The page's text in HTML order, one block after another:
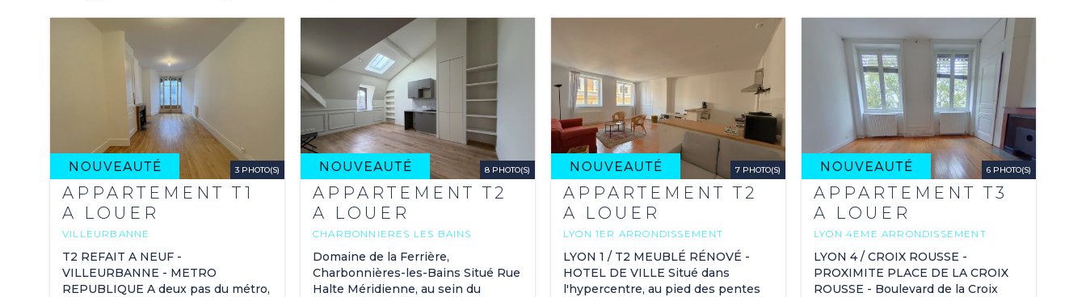
3 PHOTO(S)
APPARTEMENT T1
A LOUER
VILLEURBANNE
45.67 M2
T2 REFAIT A NEUF -
VILLEURBANNE - METRO
REPUBLIQUE A deux pas du métro,
8 PHOTO(S)
APPARTEMENT T2
A LOUER
CHARBONNIERES LES BAINS
39.57 M 2
Domaine de la Ferrière,
Charbonnières-les-Bains Situé Rue
Halte Méridienne, au sein du
7 PHOTO(S)
APPARTEMENT T2
A LOUER
LYON 1ER ARRONDISSEMENT
61.81 M2
LYON 1 / T2 MEUBLÉ RÉNOVÉ -
HOTEL DE VILLE Situé dans
l'hypercentre, au pied des pentes
6 PHOTO(S)
APPARTEMENT T3
A LOUER
LYON 4EME ARRONDISSEMENT
PLACE CROIX ROUSSE-AUSTERLITZ
68.57 M2
LYON 4 / CROIX ROUSSE -
PROXIMITE PLACE DE LA CROIX
ROUSSE - Boulevard de la Croix